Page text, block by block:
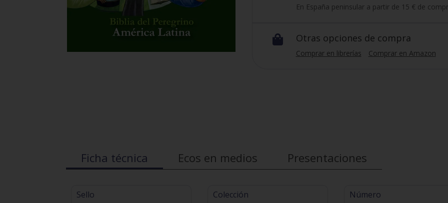
En España peninsular a partir de 15 € de
 Otras opciones de compra
Comprar en librerías Comprar en Amazon
Ficha técnica Ecos en medios Presentaciones
Sello Colección Número